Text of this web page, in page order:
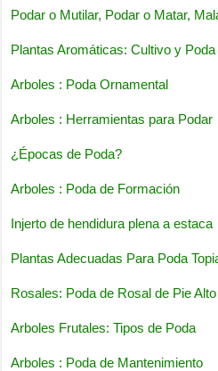
Podar o Mutilar, Podar o Matar,
Plantas Aromáticas: Cultivo y Poda
Arboles : Poda Ornamental
Arboles : Herramientas para Podar
¿Épocas de Poda?
Arboles : Poda de Formación
Injerto de hendidura plena a estaca
Plantas Adecuadas Para Poda
Rosales: Poda de Rosal de Pie
Arboles Frutales: Tipos de Poda
Arboles : Poda de Mantenimiento